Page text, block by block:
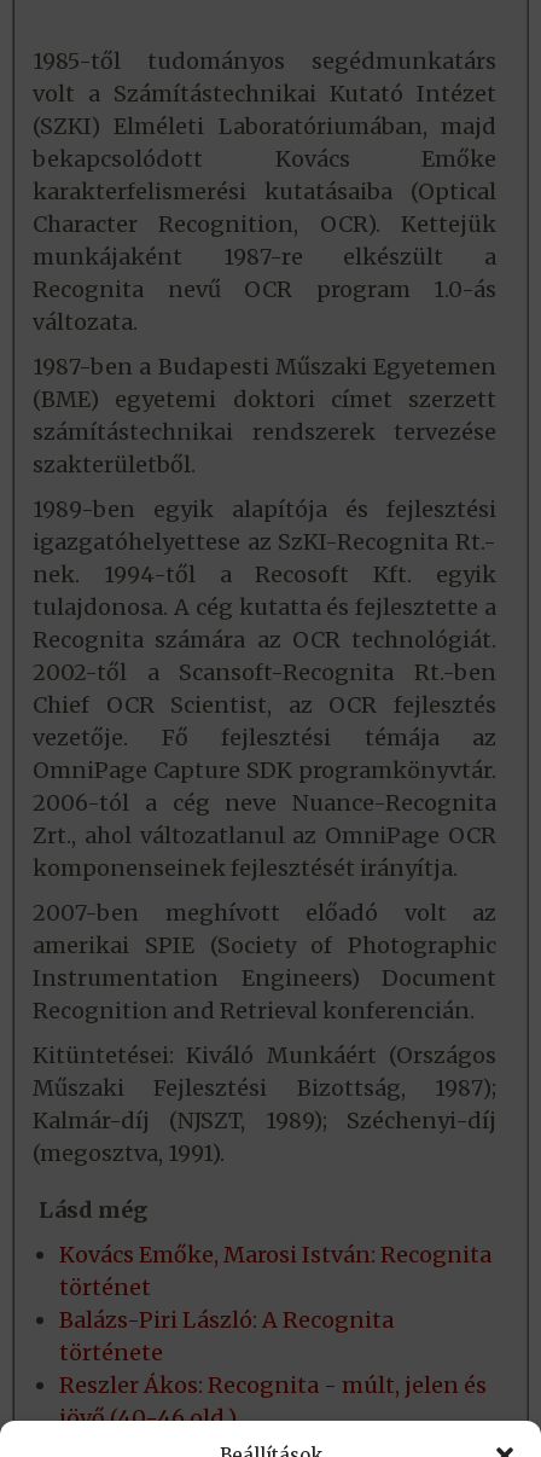
1985-től tudományos segédmunkatárs
volt a Számítástechnikai Kutató Intézet
(SZKI) Elméleti Laboratóriumában, majd
bekapcsolódott Kovács Emőke
karakterfelismerési kutatásaiba (Optical
Character Recognition, OCR). Kettejük
munkájaként 1987-re elkészült a
Recognita nevű OCR program 1.0-ás
változata.
1987-ben a Budapesti Műszaki Egyetemen
(BME) egyetemi doktori címet szerzett
számítástechnikai rendszerek tervezése
szakterületből.
1989-ben egyik alapítója és fejlesztési
igazgatóhelyettese az SzKI-Recognita Rt.-
nek. 1994-től a Recosoft Kft. egyik
tulajdonosa. A cég kutatta és fejlesztette a
Recognita számára az OCR technológiát.
2002-től a Scansoft-Recognita Rt.-ben
Chief OCR Scientist, az OCR fejlesztés
vezetője. Fő fejlesztési témája az
OmniPage Capture SDK programkönyvtár.
2006-tól a cég neve Nuance-Recognita
Zrt., ahol változatlanul az OmniPage OCR
komponenseinek fejlesztését irányítja.
2007-ben meghívott előadó volt az
amerikai SPIE (Society of Photographic
Instrumentation Engineers) Document
Recognition and Retrieval konferencián.
Kitüntetései: Kiváló Munkáért (Országos
Műszaki Fejlesztési Bizottság, 1987);
Kalmár-díj (NJSZT, 1989); Széchenyi-díj
(megosztva, 1991).
Lásd még
Kovács Emőke, Marosi István: Recognita
történet
Balázs-Piri László: A Recognita
története
Reszler Ákos: Recognita - múlt, jelen és
jövő (40-46 old.)
Recognita Szoftvergyártó, Fejlesztő és